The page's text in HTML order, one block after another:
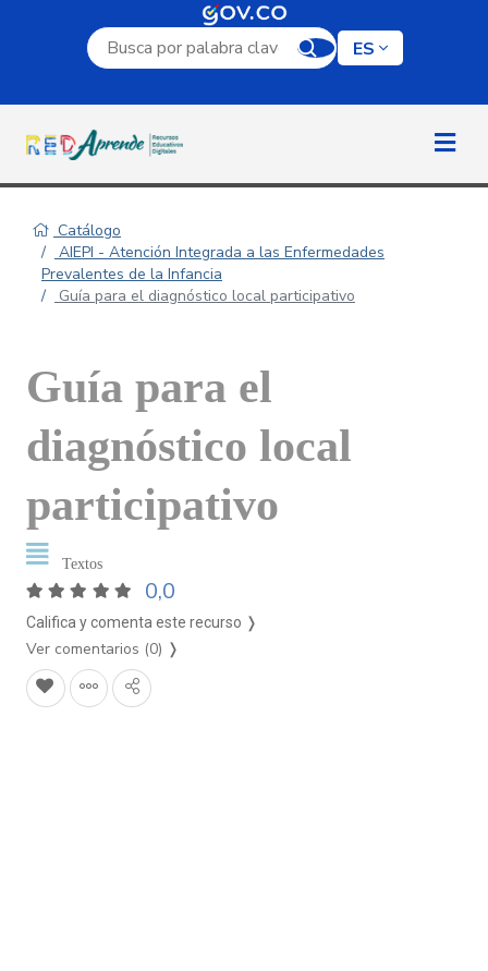
Campo de búsqueda por palabra clave
ES
Catálogo
AIEPI - Atención Integrada a las Enfermedades
Prevalentes de la Infancia
Guía para el diagnóstico local participativo
Guía para el
diagnóstico local
participativo
Textos
0,0
Califica y comenta este recurso ❭
Ver comentarios (0) ❭